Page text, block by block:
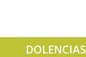
DOLENCIAS